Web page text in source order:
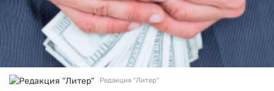
Редакция "Литер"